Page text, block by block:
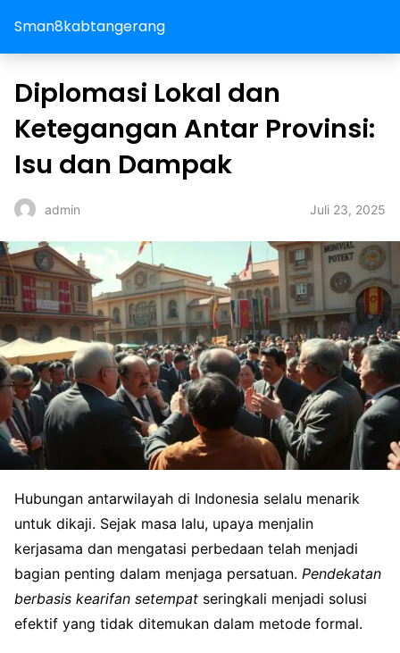
Sman8kabtangerang
Diplomasi Lokal dan
Ketegangan Antar Provinsi:
Isu dan Dampak
admin Juli 23, 2025
Hubungan antarwilayah di Indonesia selalu menarik
untuk dikaji. Sejak masa lalu, upaya menjalin
kerjasama dan mengatasi perbedaan telah menjadi
bagian penting dalam menjaga persatuan. Pendekatan
berbasis kearifan setempat seringkali menjadi solusi
efektif yang tidak ditemukan dalam metode formal.